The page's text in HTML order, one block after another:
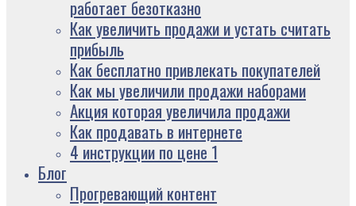
работает безотказно
Как увеличить продажи и устать считать
прибыль
Как бесплатно привлекать покупателей
Как мы увеличили продажи наборами
Акция которая увеличила продажи
Как продавать в интернете
4 инструкции по цене 1
Блог
Прогревающий контент